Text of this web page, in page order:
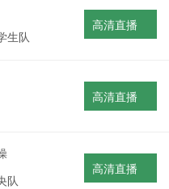
生队
高清直播
高清直播
队
高清直播